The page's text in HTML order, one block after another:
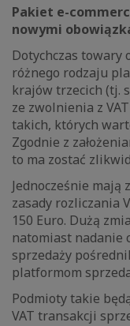
Pakiet e-
nowymi
Dotychczas
różnego rodzaju
krajów trzecich (tj.
ze zwolnienia z
takich, których
Zgodnie z
to ma zostać
Jednocześnie mają
zasady rozliczania
150 Euro. Dużą
natomiast nadanie
sprzedaży
platformom
Podmioty takie
VAT transakcji